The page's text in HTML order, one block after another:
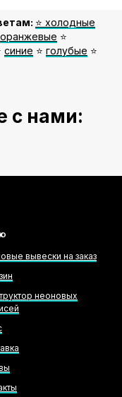
⭐️ холодные
оранжевые ⭐️
синие ⭐️ голубые ⭐️
с нами:
вывески на заказ
неоновых